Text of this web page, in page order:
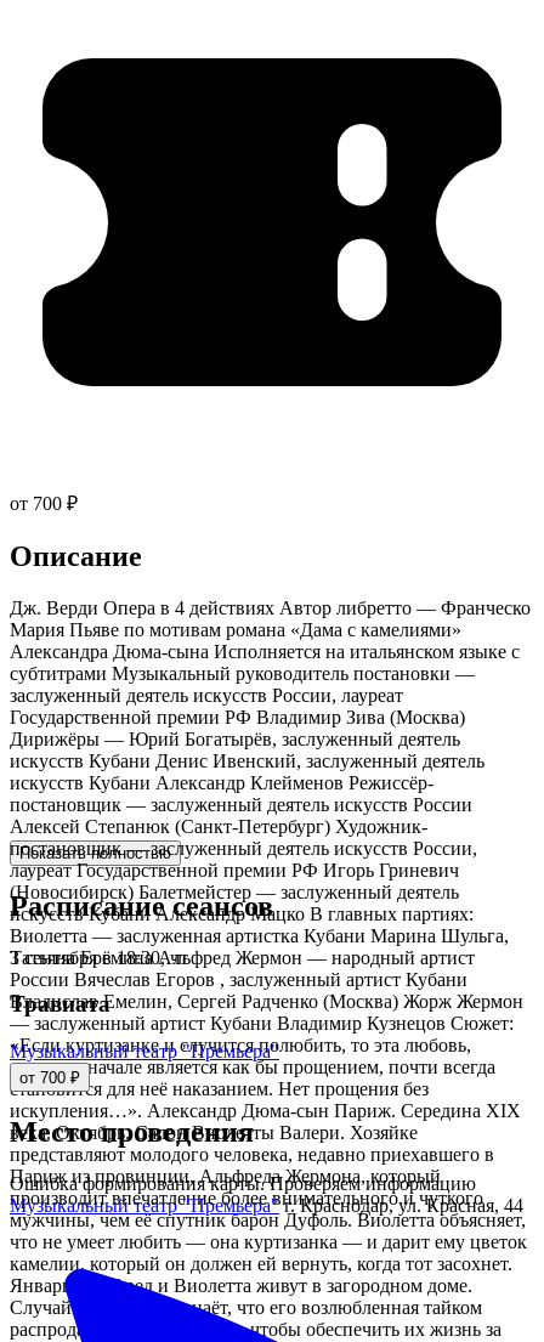
от 700 ₽
Описание
Дж. Верди Опера в 4 действиях Автор либретто — Франческо
Мария Пьяве по мотивам романа «Дама с камелиями»
Александра Дюма-сына Исполняется на итальянском языке с
субтитрами Музыкальный руководитель постановки —
заслуженный деятель искусств России, лауреат
Государственной премии РФ Владимир Зива (Москва)
Дирижёры — Юрий Богатырёв, заслуженный деятель
искусств Кубани Денис Ивенский, заслуженный деятель
искусств Кубани Александр Клейменов Режиссёр-
постановщик — заслуженный деятель искусств России
Алексей Степанюк (Санкт-Петербург) Художник-
постановщик — заслуженный деятель искусств России,
лауреат Государственной премии РФ Игорь Гриневич
(Новосибирск) Балетмейстер — заслуженный деятель
искусств Кубани Александр Мацко В главных партиях:
Виолетта — заслуженная артистка Кубани Марина Шульга,
Татьяна Ерёмина Альфред Жермон — народный артист
России Вячеслав Егоров , заслуженный артист Кубани
Владислав Емелин, Сергей Радченко (Москва) Жорж Жермон
— заслуженный артист Кубани Владимир Кузнецов Сюжет:
«Если куртизанке и случится полюбить, то эта любовь,
которая вначале является как бы прощением, почти всегда
становится для неё наказанием. Нет прощения без
искупления…». Александр Дюма-сын Париж. Середина XIX
века. Октябрь. Салон Виолетты Валери. Хозяйке
представляют молодого человека, недавно приехавшего в
Париж из провинции, Альфреда Жермона, который
производит впечатление более внимательного и чуткого
мужчины, чем её спутник барон Дуфоль. Виолетта объясняет,
что не умеет любить — она куртизанка — и дарит ему цветок
камелии, который он должен ей вернуть, когда тот засохнет.
Январь. Альфред и Виолетта живут в загородном доме.
Случайно Альфред узнаёт, что его возлюбленная тайком
распродаёт своё имущество, чтобы обеспечить их жизнь за
Показать полностью
Расписание сеансов
3 сентября в 18:30, чт
Травиата
Музыкальный театр "Премьера"
от 700 ₽
Место проведения
Ошибка формирования карты. Проверяем информацию
Музыкальный театр "Премьера" г. Краснодар, ул. Красная, 44